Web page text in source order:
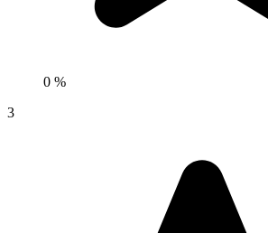
0 %
3